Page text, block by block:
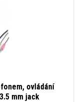
ovládání
mm jack